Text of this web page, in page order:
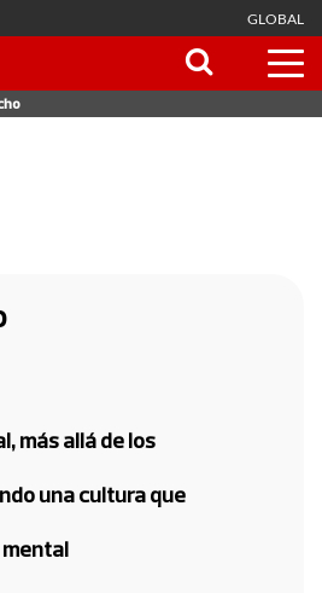
GLOBAL
más allá de los
una cultura que